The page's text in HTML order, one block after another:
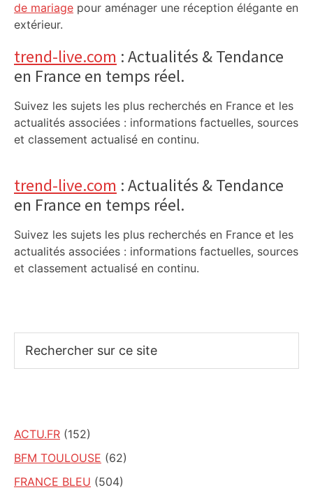
de mariage pour aménager une réception élégante en
extérieur.
trend-live.com : Actualités & Tendance
en France en temps réel.
Suivez les sujets les plus recherchés en France et les
actualités associées : informations factuelles, sources
et classement actualisé en continu.
trend-live.com : Actualités & Tendance
en France en temps réel.
Suivez les sujets les plus recherchés en France et les
actualités associées : informations factuelles, sources
et classement actualisé en continu.
sur
ACTU.FR (152)
BFM TOULOUSE (62)
FRANCE BLEU (504)